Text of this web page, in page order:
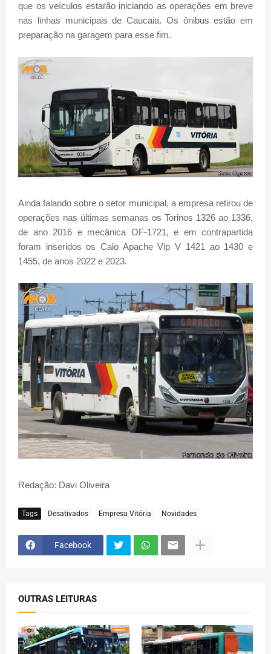
que os veículos estarão iniciando as operações em breve
nas linhas municipais de Caucaia. Os ônibus estão em
preparação na garagem para esse fim.
Ainda falando sobre o setor municipal, a empresa retirou de
operações nas últimas semanas os Torinos 1326 ao 1336,
de ano 2016 e mecânica OF-1721, e em contrapartida
foram inseridos os Caio Apache Vip V 1421 ao 1430 e
1455, de anos 2022 e 2023.
Redação: Davi Oliveira
Tags Desativados Empresa Vitória Novidades
Facebook
OUTRAS LEITURAS